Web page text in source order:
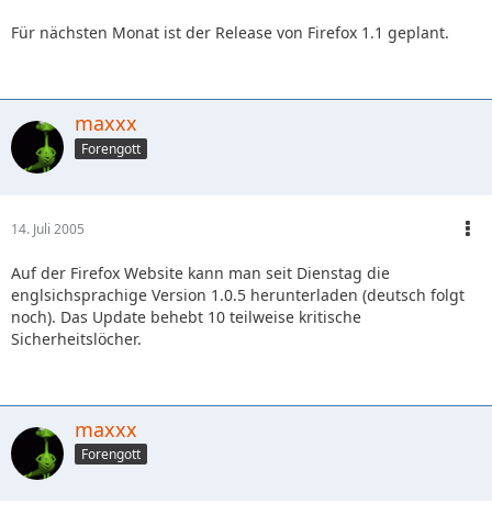
Für nächsten Monat ist der Release von Firefox 1.1 geplant.
maxxx
Forengott
14. Juli 2005
Auf der Firefox Website kann man seit Dienstag die
englsichsprachige Version 1.0.5 herunterladen (deutsch folgt
noch). Das Update behebt 10 teilweise kritische
Sicherheitslöcher.
maxxx
Forengott